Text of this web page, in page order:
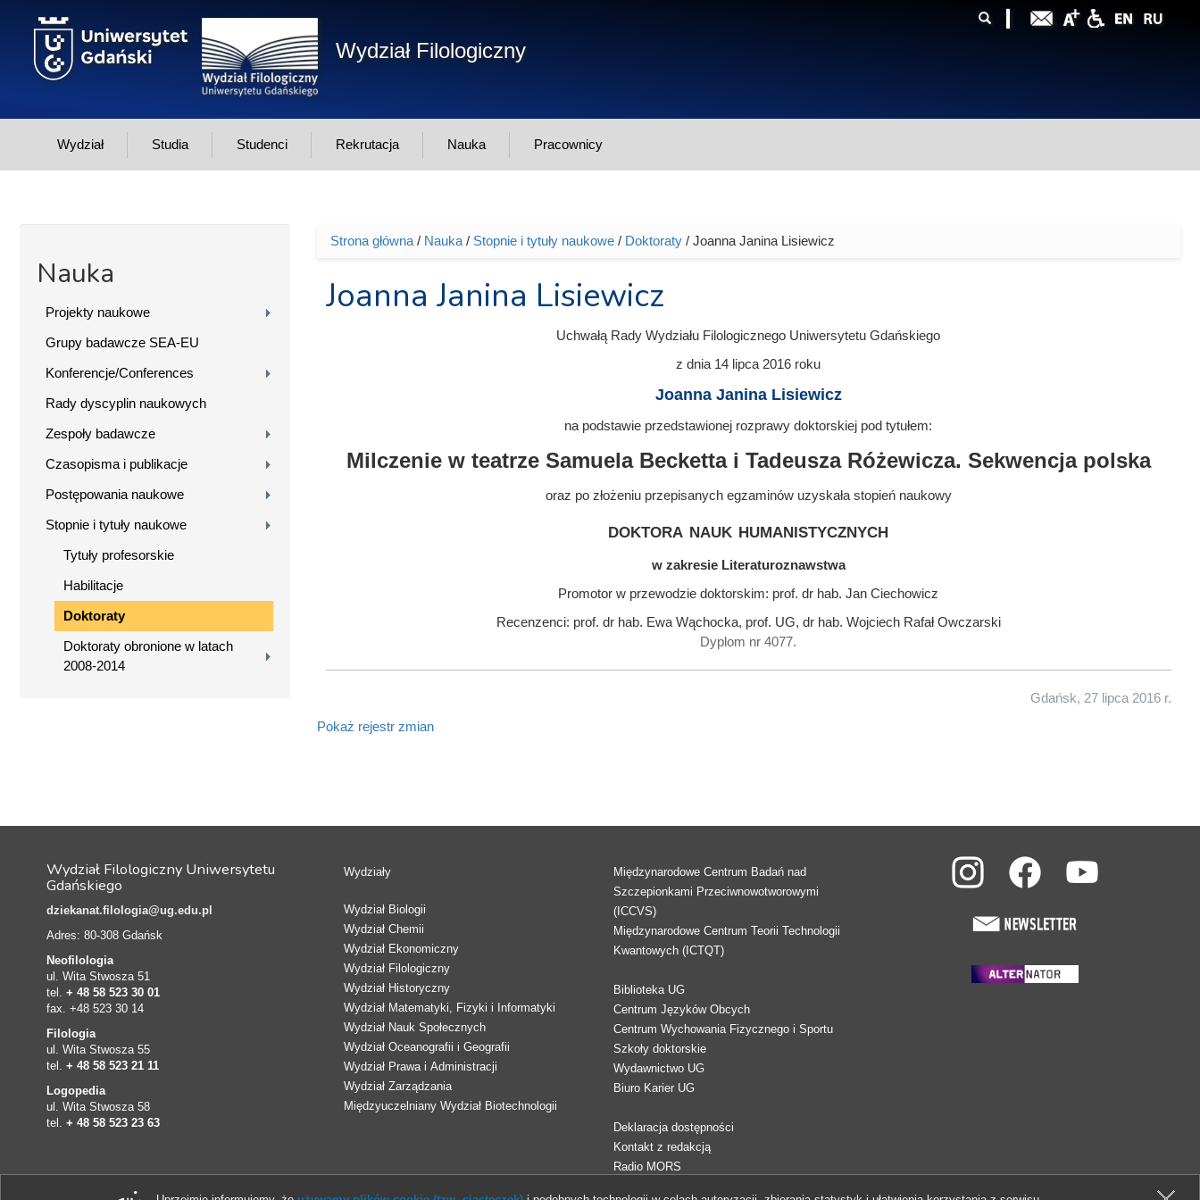
Wydział Filologiczny
Wydział Studia Studenci Rekrutacja Nauka Pracownicy
Nauka
Projekty naukowe
Grupy badawcze SEA-EU
Konferencje/Conferences
Rady dyscyplin naukowych
Zespoły badawcze
Czasopisma i publikacje
Postępowania naukowe
Stopnie i tytuły naukowe
Tytuły profesorskie
Habilitacje
Doktoraty
Doktoraty obronione w latach
2008-2014
Jesteś tutaj
Strona główna/ Nauka/ Stopnie i tytuły naukowe/ Doktoraty/ Joanna Janina Lisiewicz
Joanna Janina Lisiewicz
Uchwałą Rady Wydziału Filologicznego Uniwersytetu Gdańskiego
z dnia 14 lipca 2016 roku
Joanna Janina Lisiewicz
na podstawie przedstawionej rozprawy doktorskiej pod tytułem:
Milczenie w teatrze Samuela Becketta i Tadeusza Różewicza. Sekwencja polska
oraz po złożeniu przepisanych egzaminów uzyskała stopień naukowy
doktora nauk humanistycznych
w zakresie Literaturoznawstwa
Promotor w przewodzie doktorskim: prof. dr hab. Jan Ciechowicz
Recenzenci: prof. dr hab. Ewa Wąchocka, prof. UG, dr hab. Wojciech Rafał Owczarski
Dyplom nr 4077.
Gdańsk, 27 lipca 2016 r.
Pokaż rejestr zmian
Wydział Filologiczny Uniwersytetu
Gdańskiego
dziekanat.filologia@ug.edu.pl
Adres: 80-308 Gdańsk
Neofilologia
ul. Wita Stwosza 51
tel. + 48 58 523 30 01
fax. +48 523 30 14
Filologia
ul. Wita Stwosza 55
tel. + 48 58 523 21 11
Logopedia
ul. Wita Stwosza 58
tel. + 48 58 523 23 63
Wydziały
Wydział Biologii
Wydział Chemii
Wydział Ekonomiczny
Wydział Filologiczny
Wydział Historyczny
Wydział Matematyki, Fizyki i Informatyki
Wydział Nauk Społecznych
Wydział Oceanografii i Geografii
Wydział Prawa i Administracji
Wydział Zarządzania
Międzyuczelniany Wydział Biotechnologii
Międzynarodowe Centrum Badań nad
Szczepionkami Przeciwnowotworowymi
(ICCVS)
Międzynarodowe Centrum Teorii Technologii
Kwantowych (ICTQT)
Biblioteka UG
Centrum Języków Obcych
Centrum Wychowania Fizycznego i Sportu
Szkoły doktorskie
Wydawnictwo UG
Biuro Karier UG
Deklaracja dostępności
Kontakt z redakcją
Radio MORS